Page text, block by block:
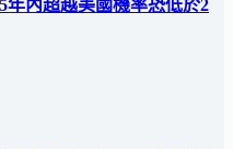
內超越美國機率恐低於2